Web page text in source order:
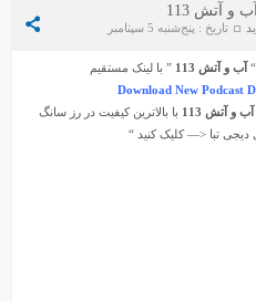
و آتش 113
تاریخ : پنج‌شنبه 5 سپتامبر
“آب و آتش 113
” با لینک مستقیم
Download New Podcast
آب و آتش 113
با بالاترین کیفیت در رز سانگ
دیجی تبا <— کلیک کنید “